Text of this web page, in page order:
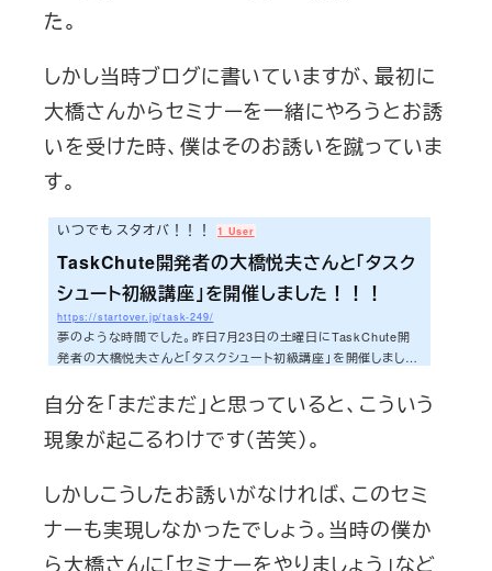
た。
しかし当時ブログに書いていますが、最初に
大橋さんからセミナーを一緒にやろうとお誘
いを受けた時、僕はそのお誘いを蹴っていま
す。
いつでも スタオバ！！！ 1 User
TaskChute開発者の大橋悦夫さんと「タスク
シュート初級講座」を開催しました！！！
https://startover.jp/task-249/
夢のような時間でした。昨日7月23日の土曜日にTaskChute開
発者の大橋悦夫さんと「タスクシュート初級講座」を開催しまし
日は本当にありがとうございました」でした。また一つ、夢が実
現できた。セミナーを終えて、言葉ではうまく表現できない感慨
深い感情が、じわじわと浮かんできています。そんな今でしか表
ます。ちなみに一昨日書こうと思ったのですが、セミナーと育児
のダブルの疲れもあり、寝落ちしてしまい...
自分を「まだまだ」と思っていると、こういう
現象が起こるわけです（苦笑）。
しかしこうしたお誘いがなければ、このセミ
ナーも実現しなかったでしょう。当時の僕か
ら大橋さんに「セミナーをやりましょう」など